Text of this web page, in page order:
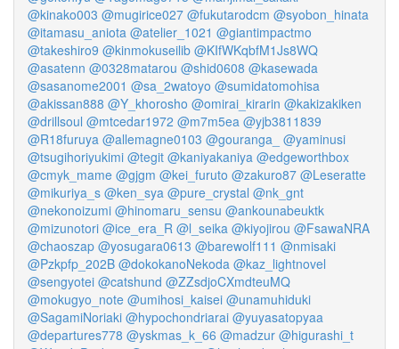
@kinako003 @mugirice027 @fukutarodcm @syobon_hinata
@itamasu_aniota @atelier_1021 @giantimpactmo
@takeshiro9 @kinmokuseilib @KIfWKqbfM1Js8WQ
@asatenn @0328matarou @shid0608 @kasewada
@sasanome2001 @sa_2watoyo @sumidatomohisa
@akissan888 @Y_khorosho @omirai_kirarin @kakizakiken
@drillsoul @mtcedar1972 @m7m5ea @yjb3811839
@R18furuya @allemagne0103 @gouranga_ @yaminusi
@tsugihoriyukimi @tegit @kaniyakaniya @edgeworthbox
@cmyk_mame @gjgm @kei_furuto @zakuro87 @Leseratte
@mikuriya_s @ken_sya @pure_crystal @nk_gnt
@nekonoizumi @hinomaru_sensu @ankounabeuktk
@mizunotori @ice_era_R @l_seika @kiyojirou @FsawaNRA
@chaoszap @yosugara0613 @barewolf111 @nmisaki
@Pzkpfp_202B @dokokanoNekoda @kaz_lightnovel
@sengyotei @catshund @ZZsdjoCXmdteuMQ
@mokugyo_note @umihosi_kaisei @unamuhiduki
@SagamiNoriaki @hypochondriarai @yuyasatopyaa
@departures778 @yskmas_k_66 @madzur @higurashi_t